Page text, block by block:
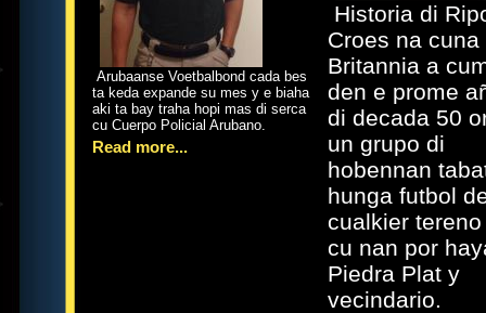
Arubaanse Voetbalbond cada bes
ta keda expande su mes y e biaha
aki ta bay traha hopi mas di serca
cu Cuerpo Policial Arubano.
Read more...
Historia di
Croes na cuna
Britannia a
den e prome
di decada 50
un grupo di
hobennan
hunga futbol
cualkier
cu nan por
Piedra Plat y
vecindario.